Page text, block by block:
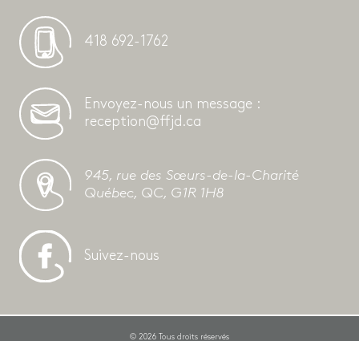
418 692-1762
Envoyez-nous un message :
reception@ffjd.ca
945, rue des Sœurs-de-la-Charité
Québec, QC, G1R 1H8
Suivez-nous
© 2026 Tous droits réservés